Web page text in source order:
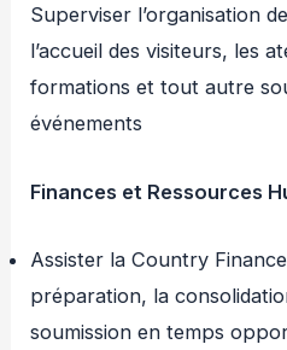
Superviser l’organisation
l’accueil des visiteurs, les
formations et tout autre
événements
Finances et Ressources
Assister la Country
préparation, la
soumission en temps